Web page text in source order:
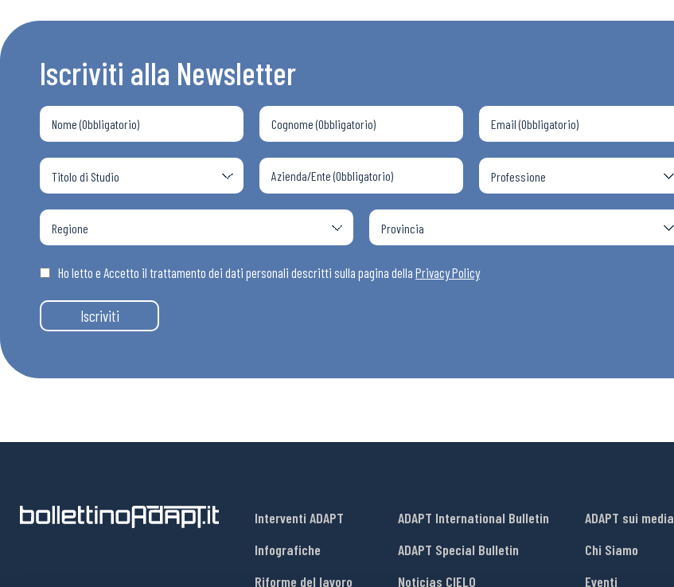
Bollettini ADAPT
Articoli
Osservatori
Iscriviti alla Newsletter
Ho letto e Accetto il trattamento dei dati personali descritti sulla pagina della Privacy Policy
Iscriviti
Interventi ADAPT
Infografiche
Riforme del lavoro
ADAPT International Bulletin
ADAPT Special Bulletin
Noticias CIELO
ADAPT sui media
Chi Siamo
Eventi